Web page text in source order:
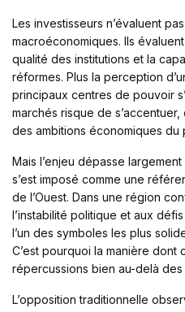
Les investisseurs n’évaluent
macroéconomiques. Ils
qualité des institutions et la
réformes. Plus la perception
principaux centres de pouvoir
marchés risque de
des ambitions économiques du
Mais l’enjeu dépasse
s’est imposé comme une
de l’Ouest. Dans une région
l’instabilité politique et aux
l’un des symboles les plus
C’est pourquoi la manière
répercussions bien au-delà
L’opposition traditionnelle